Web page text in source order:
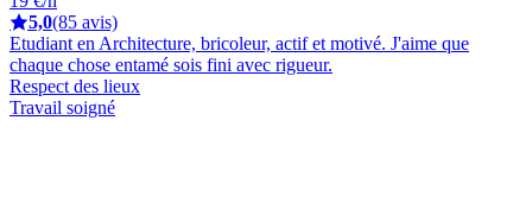
5,0(85 avis)
Etudiant en Architecture, bricoleur, actif et motivé. J'aime que
chaque chose entamé sois fini avec rigueur.
Respect des lieux
Travail soigné